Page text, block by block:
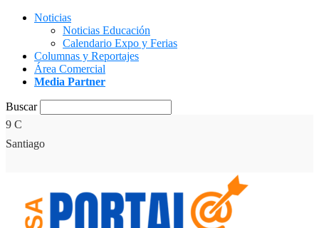
Noticias
Noticias Educación
Calendario Expo y Ferias
Columnas y Reportajes
Área Comercial
Media Partner
Buscar
9 C
Santiago